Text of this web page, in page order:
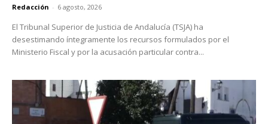
Redacción - 6 agosto, 2026
El Tribunal Superior de Justicia de Andalucía (TSJA) ha
desestimando íntegramente los recursos formulados por el
Ministerio Fiscal y por la acusación particular contra...